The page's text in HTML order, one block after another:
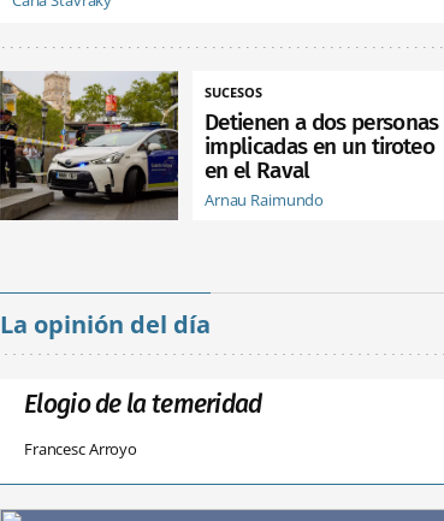
SUCESOS
Detienen a dos personas
implicadas en un tiroteo
en el Raval
Arnau Raimundo
La opinión del día
Elogio de la temeridad
Francesc Arroyo